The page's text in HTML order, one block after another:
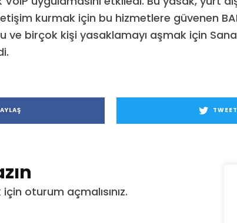
kurmak için bu hizmetlere güvenen
ve birçok kişi yasaklamayı aşmak için
TWEET
için oturum açmalısınız.